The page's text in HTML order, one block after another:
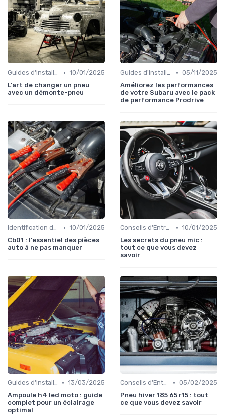
Guides d'Installation et de Réparation • 10/01/2025
L'art de changer un pneu
avec un démonte-pneu
Guides d'Installation et de Réparation • 05/11/2025
Améliorez les performances
de votre Subaru avec le pack
de performance Prodrive
Identification de la Pièce Nécessaire • 10/01/2025
Cb01 : l'essentiel des pièces
auto à ne pas manquer
Conseils d'Entretien Auto • 10/01/2025
Les secrets du pneu mic :
tout ce que vous devez
savoir
Guides d'Installation et de Réparation • 13/03/2025
Ampoule h4 led moto : guide
complet pour un éclairage
optimal
Conseils d'Entretien Auto • 05/02/2025
Pneu hiver 185 65 r15 : tout
ce que vous devez savoir